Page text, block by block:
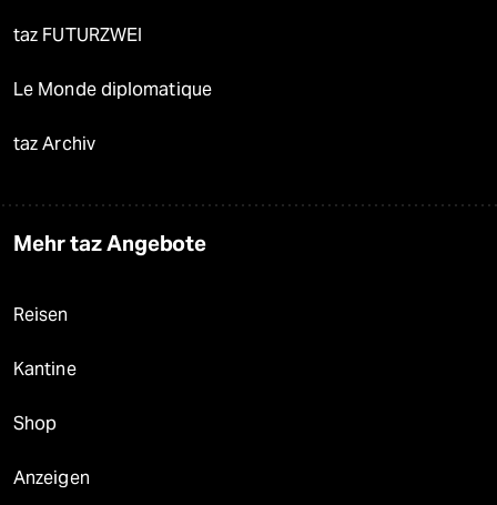
taz FUTURZWEI
Le Monde diplomatique
taz Archiv
Mehr taz Angebote
Reisen
Kantine
Shop
Anzeigen